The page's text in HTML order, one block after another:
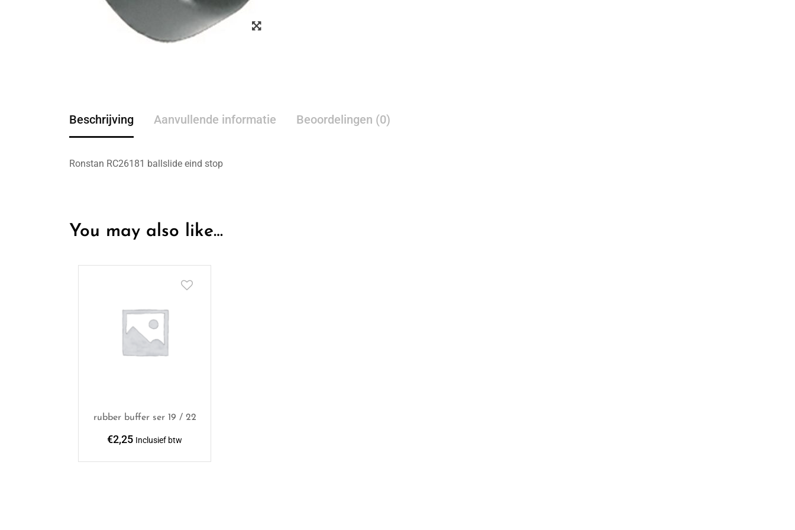
Zoom
Beschrijving Aanvullende informatie Beoordelingen (0)
Ronstan RC26181 ballslide eind stop
You may also like…
rubber buffer ser 19 / 22
€2,25 Inclusief btw